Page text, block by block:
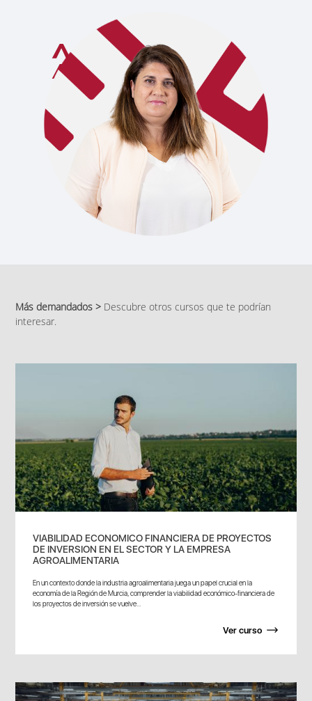
Más demandados > Descubre otros cursos que te podrían
interesar.
VIABILIDAD ECONOMICO FINANCIERA DE PROYECTOS
DE INVERSION EN EL SECTOR Y LA EMPRESA
AGROALIMENTARIA
En un contexto donde la industria agroalimentaria juega un papel crucial en la
economía de la Región de Murcia, comprender la viabilidad económico-financiera de
los proyectos de inversión se vuelve...
Ver curso